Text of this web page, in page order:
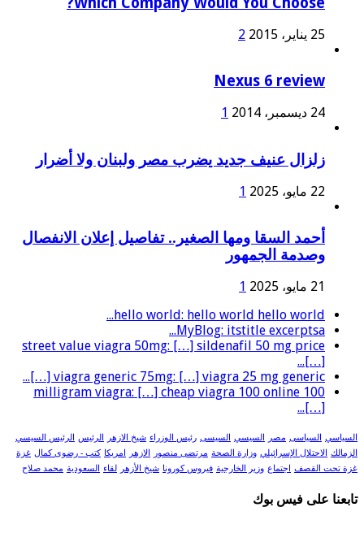
25 يناير، 2015 2
Nexus 6 review
24 ديسمبر، 2014 1
زلزال عنيف جديد يضرب مصر ولبنان ولا أضرار
22 مايو، 2025 1
أحمد السقا ومها الصغير.. تفاصيل إعلان الانفصال
وصدمة الجمهور
21 مايو، 2025
1
hello world: hello world hello world...
MyBlog: itstitle excerptsa...
street value viagra 50mg: […] sildenafil 50 mg price
[…]...
viagra generic 75mg: […] viagra 25 mg generic […]...
100 milligram viagra: […] cheap viagra 100 online
[…]...
السياسي السياسى مصر السيسي السيسى رئيس الوزراء شيخ الازهر الرئيس الرئيس السيسي
الزمالك الاحتلال الإسرائيلي وزارة الصحة مرتضى منصور الازهر امريكا كتب - رضوى كمال غزة
غزة تحت القصف اجتماع وزير الخارجية فيروس كورونا شيخ الأزهر لقاء السعودية محمد صلاح
تابعنا على فيس بوك